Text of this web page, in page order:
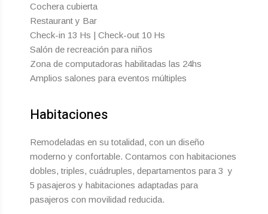
Cochera cubierta
Restaurant y Bar
Check-in 13 Hs | Check-out 10 Hs
Salón de recreación para niños
Zona de computadoras habilitadas las 24hs
Amplios salones para eventos múltiples
Habitaciones
Remodeladas en su totalidad, con un diseño
moderno y confortable. Contamos con habitaciones
dobles, triples, cuádruples, departamentos para 3 y
5 pasajeros y habitaciones adaptadas para
pasajeros con movilidad reducida.